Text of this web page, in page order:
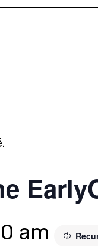
am